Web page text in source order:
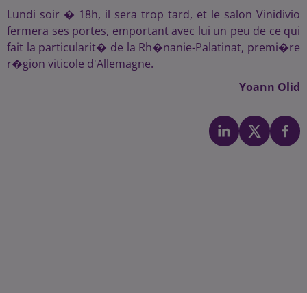
Lundi soir � 18h, il sera trop tard, et le salon Vinidivio
fermera ses portes, emportant avec lui un peu de ce qui
fait la particularit� de la Rh�nanie-Palatinat, premi�re
r�gion viticole d'Allemagne.
Yoann Olid